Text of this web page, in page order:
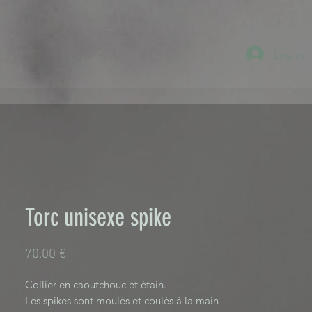
Torc unisexe spike
70,00 €
Collier en caoutchouc et étain.
Les spikes sont moulés et coulés à la main